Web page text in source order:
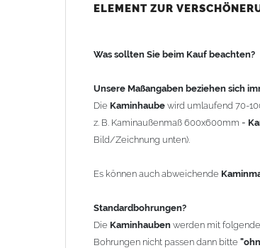
bis 500mm Kaminbreite: Abstand
ab 1000mm Kaminbreite: Abstand
Befestigung/Stützen
Kaminhaubewird inkl.Edelstahl
kann mit längeren Stützen bis Höhe
Kaminkopfabdeckung
Kaminhaubewirdohne
Kaminabdeckung".
ELEMENT ZUR
Was sollten Sie beim Kauf beachten?
Unsere Maßangaben beziehen sich
Die Kaminhaube wird umlaufend 70-
z. B. Kaminaußenmaß 600x600mm =
Bild/Zeichnung unten).
Es können auch abweichende
Standardbohrungen?
Die Kaminhauben werden mit
Bohrungen nicht passen dann bitte